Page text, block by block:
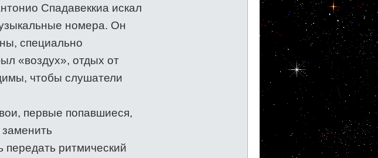
Спадавеккиа искал
номера. Он
специально
«воздух», отдых от
чтобы слушатели
первые попавшиеся,
ритмический